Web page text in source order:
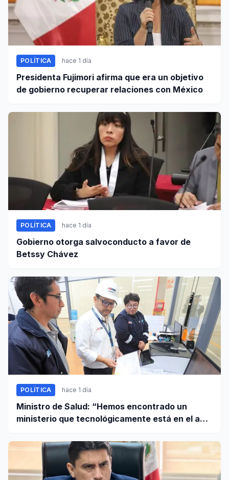
POLÍTICA hace 1 día
Presidenta Fujimori afirma que era un objetivo
de gobierno recuperar relaciones con México
POLÍTICA hace 1 día
Gobierno otorga salvoconducto a favor de
Betssy Chávez
POLÍTICA hace 1 día
Ministro de Salud: “Hemos encontrado un
ministerio que tecnológicamente está en el año